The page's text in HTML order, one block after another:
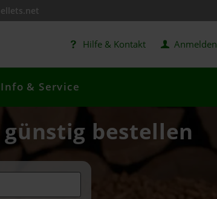
Hilfe & Kontakt Anmelden
Info & Service
bestellen